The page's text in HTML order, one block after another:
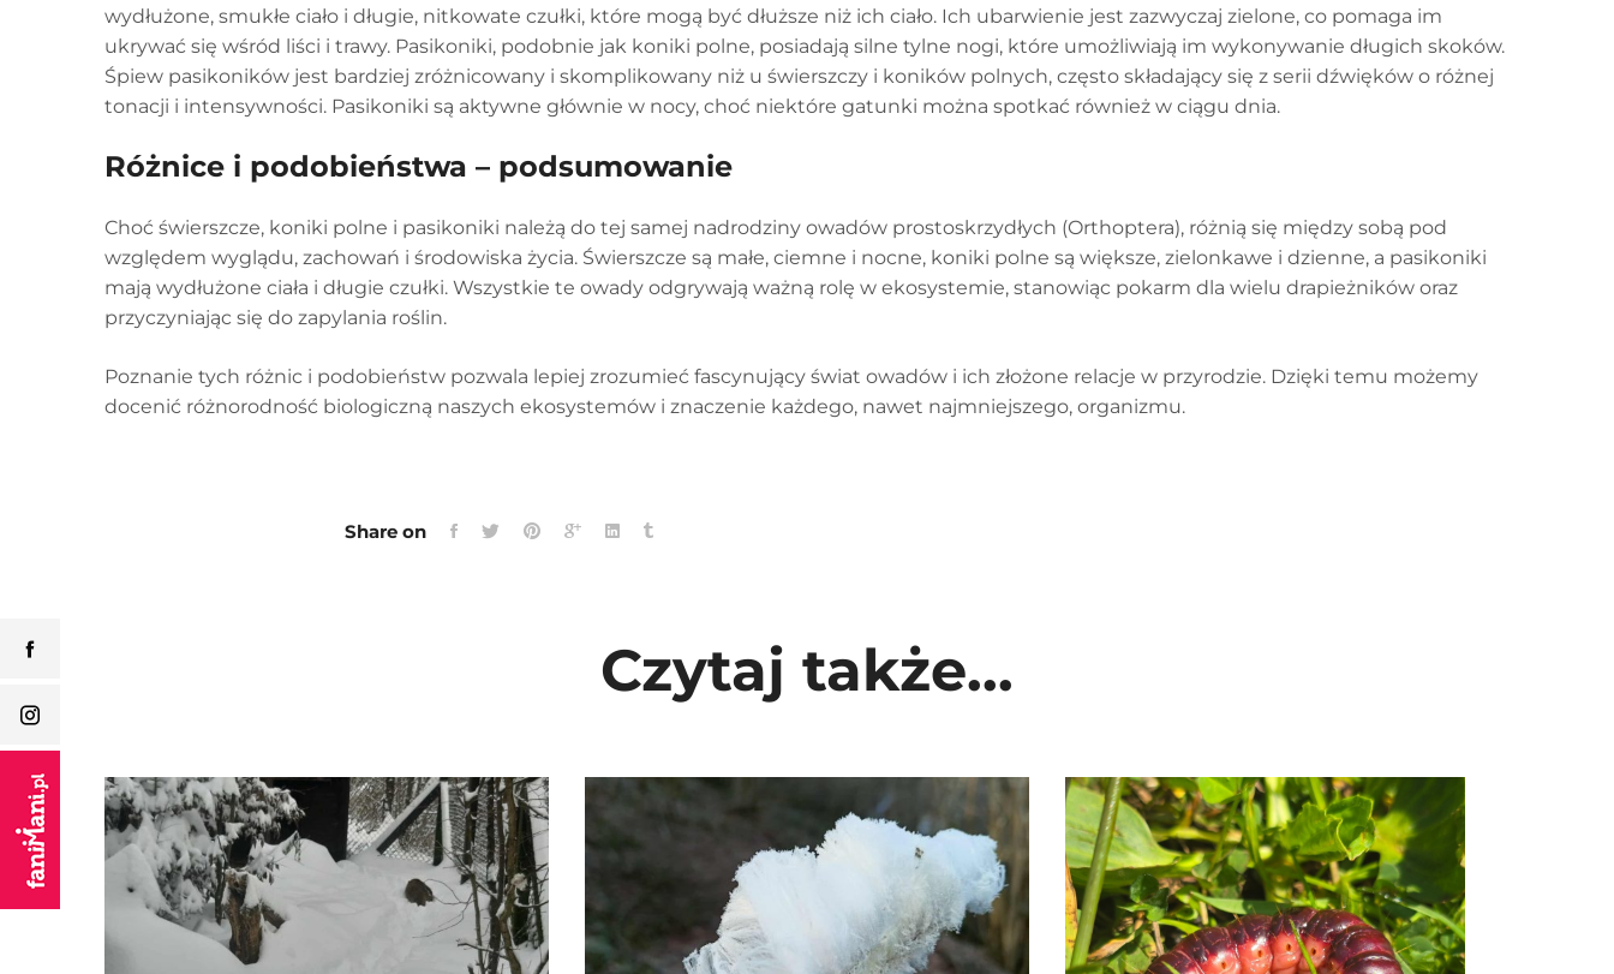
wydłużone, smukłe ciało i długie, nitkowate czułki, które mogą być dłuższe niż ich ciało. Ich ubarwienie jest zazwyczaj zielone, co pomaga im
ukrywać się wśród liści i trawy. Pasikoniki, podobnie jak koniki polne, posiadają silne tylne nogi, które umożliwiają im wykonywanie długich skoków.
Śpiew pasikoników jest bardziej zróżnicowany i skomplikowany niż u świerszczy i koników polnych, często składający się z serii dźwięków o różnej
tonacji i intensywności. Pasikoniki są aktywne głównie w nocy, choć niektóre gatunki można spotkać również w ciągu dnia.
Różnice i podobieństwa – podsumowanie
Choć świerszcze, koniki polne i pasikoniki należą do tej samej nadrodziny owadów prostoskrzydłych (Orthoptera), różnią się między sobą pod
względem wyglądu, zachowań i środowiska życia. Świerszcze są małe, ciemne i nocne, koniki polne są większe, zielonkawe i dzienne, a pasikoniki
mają wydłużone ciała i długie czułki. Wszystkie te owady odgrywają ważną rolę w ekosystemie, stanowiąc pokarm dla wielu drapieżników oraz
przyczyniając się do zapylania roślin.
Poznanie tych różnic i podobieństw pozwala lepiej zrozumieć fascynujący świat owadów i ich złożone relacje w przyrodzie. Dzięki temu możemy
docenić różnorodność biologiczną naszych ekosystemów i znaczenie każdego, nawet najmniejszego, organizmu.
Share on
Czytaj także...